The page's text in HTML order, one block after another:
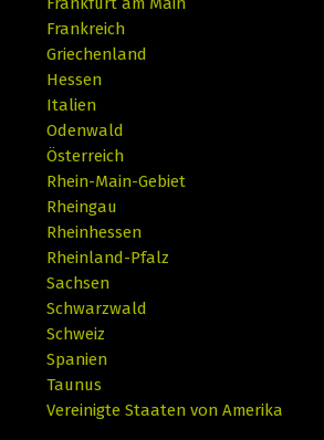
Frankreich
Griechenland
Hessen
Italien
Odenwald
Österreich
Rhein-Main-Gebiet
Rheingau
Rheinhessen
Rheinland-Pfalz
Sachsen
Schwarzwald
Schweiz
Spanien
Taunus
Vereinigte Staaten von Amerika